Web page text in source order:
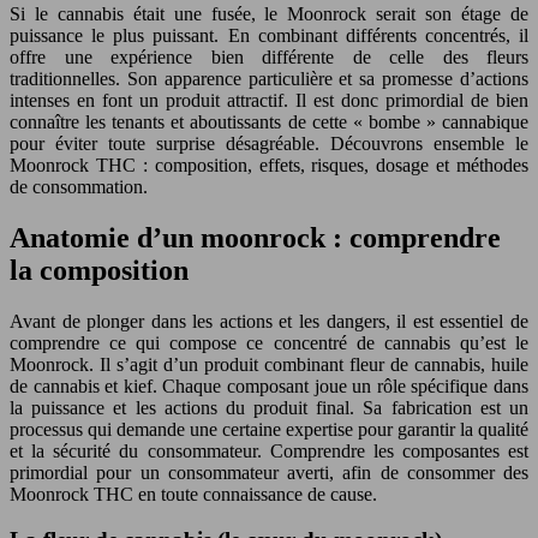
Si le cannabis était une fusée, le Moonrock serait son étage de
puissance le plus puissant. En combinant différents concentrés, il
offre une expérience bien différente de celle des fleurs
traditionnelles. Son apparence particulière et sa promesse d’actions
intenses en font un produit attractif. Il est donc primordial de bien
connaître les tenants et aboutissants de cette « bombe » cannabique
pour éviter toute surprise désagréable. Découvrons ensemble le
Moonrock THC : composition, effets, risques, dosage et méthodes
de consommation.
Anatomie d’un moonrock : comprendre
la composition
Avant de plonger dans les actions et les dangers, il est essentiel de
comprendre ce qui compose ce concentré de cannabis qu’est le
Moonrock. Il s’agit d’un produit combinant fleur de cannabis, huile
de cannabis et kief. Chaque composant joue un rôle spécifique dans
la puissance et les actions du produit final. Sa fabrication est un
processus qui demande une certaine expertise pour garantir la qualité
et la sécurité du consommateur. Comprendre les composantes est
primordial pour un consommateur averti, afin de consommer des
Moonrock THC en toute connaissance de cause.